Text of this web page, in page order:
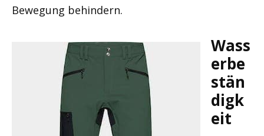
Bewegung behindern.
Wass
erbe
stän
digk
eit